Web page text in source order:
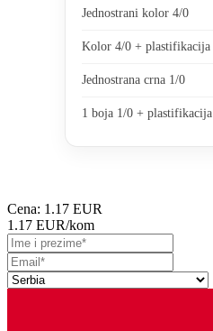
Jednostrani kolor 4/0
Kolor 4/0 + plastifikacija
Jednostrana crna 1/0
1 boja 1/0 + plastifikacija
Cena: 1.17 EUR
1.17 EUR/kom